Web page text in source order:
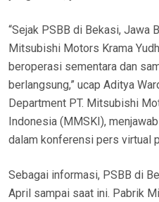
“Sejak PSBB di Bekasi, Jawa
Mitsubishi Motors Krama
beroperasi sementara dan
berlangsung,” ucap Aditya
Department PT. Mitsubishi
Indonesia (MMSKI),
dalam konferensi pers virtual
Sebagai informasi, PSBB di
April sampai saat ini. Pabrik